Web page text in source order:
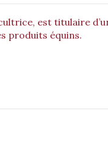
est titulaire
produits équins.